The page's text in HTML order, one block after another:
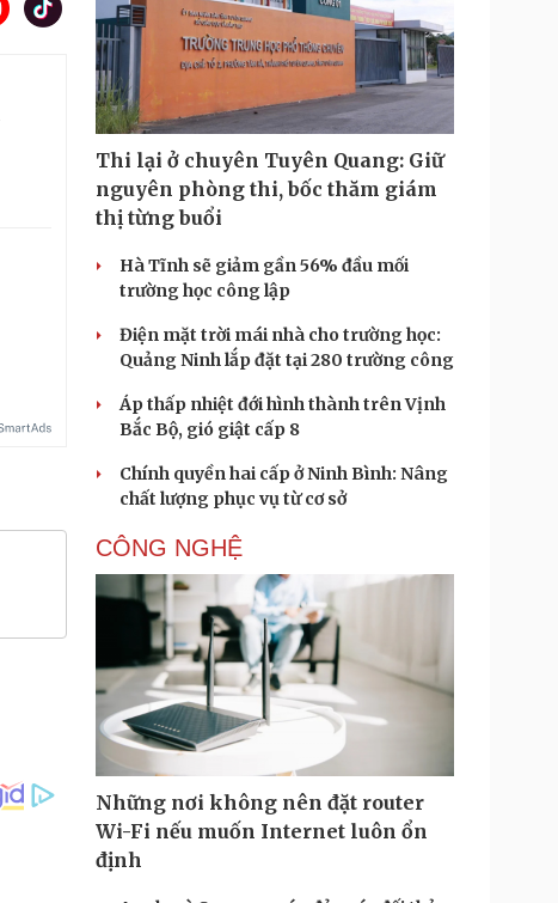
Thi lại ở chuyên Tuyên Quang: Giữ
nguyên phòng thi, bốc thăm giám
thị từng buổi
Hà Tĩnh sẽ giảm gần 56% đầu mối
trường học công lập
Điện mặt trời mái nhà cho trường học:
Quảng Ninh lắp đặt tại 280 trường công
Áp thấp nhiệt đới hình thành trên Vịnh
Bắc Bộ, gió giật cấp 8
Chính quyền hai cấp ở Ninh Bình: Nâng
chất lượng phục vụ từ cơ sở
CÔNG NGHỆ
Những nơi không nên đặt router
Wi-Fi nếu muốn Internet luôn ổn
định